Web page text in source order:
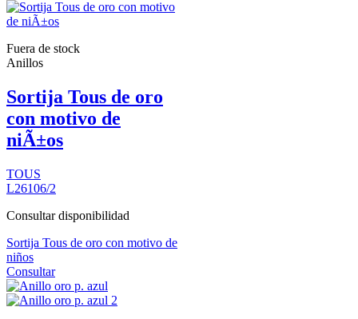
Fuera de stock
Anillos
Sortija Tous de oro
con motivo de
niÃ±os
TOUS
L26106/2
Consultar disponibilidad
Sortija Tous de oro con motivo de
niños
Consultar